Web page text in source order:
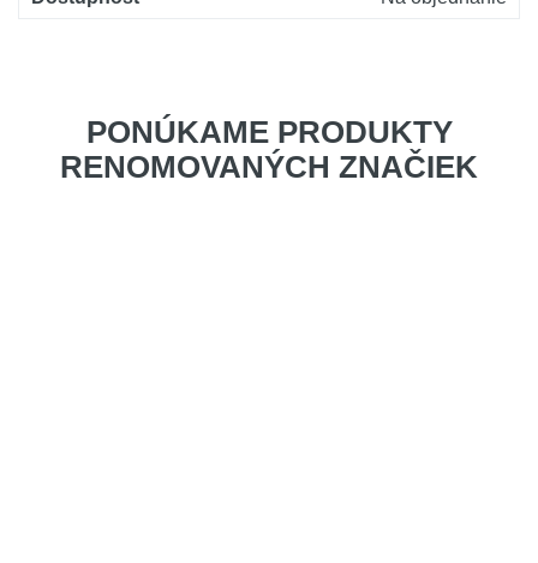
PONÚKAME PRODUKTY
RENOMOVANÝCH ZNAČIEK